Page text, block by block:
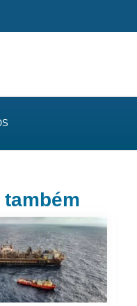
também